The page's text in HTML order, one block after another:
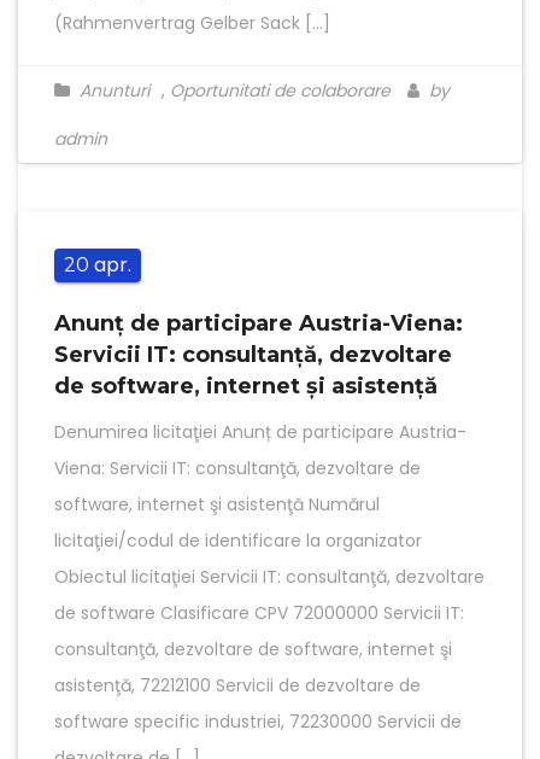
(Rahmenvertrag Gelber Sack […]
Anunturi , Oportunitati de colaborare
by
admin
20 apr.
Anunț de participare Austria-Viena:
Servicii IT: consultanţă, dezvoltare
de software, internet şi asistenţă
Denumirea licitaţiei Anunț de participare Austria-
Viena: Servicii IT: consultanţă, dezvoltare de
software, internet şi asistenţă Numărul
licitaţiei/codul de identificare la organizator
Obiectul licitaţiei Servicii IT: consultanţă, dezvoltare
de software Clasificare CPV 72000000 Servicii IT:
consultanţă, dezvoltare de software, internet şi
asistenţă, 72212100 Servicii de dezvoltare de
software specific industriei, 72230000 Servicii de